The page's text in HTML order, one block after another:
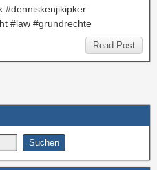
#denniskenjikipker
#law #grundrechte
Read Post